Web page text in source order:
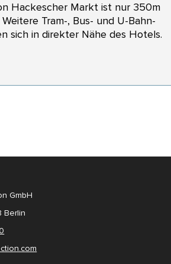
Hackescher Markt ist nur 350m
Tram-, Bus- und U-Bahn-
sich in direkter Nähe des Hotels.
GmbH
Berlin